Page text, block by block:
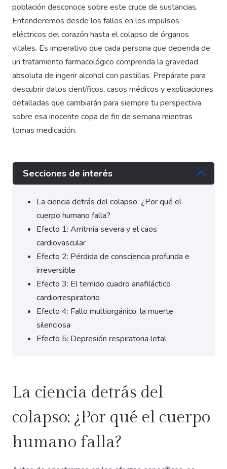
población desconoce sobre este cruce de sustancias.
Entenderemos desde los fallos en los impulsos
eléctricos del corazón hasta el colapso de órganos
vitales. Es imperativo que cada persona que dependa de
un tratamiento farmacológico comprenda la gravedad
absoluta de ingerir alcohol con pastillas. Prepárate para
descubrir datos científicos, casos médicos y explicaciones
detalladas que cambiarán para siempre tu perspectiva
sobre esa inocente copa de fin de semana mientras
tomas medicación.
Secciones de interés
La ciencia detrás del colapso: ¿Por qué el
cuerpo humano falla?
Efecto 1: Arritmia severa y el caos
cardiovascular
Efecto 2: Pérdida de consciencia profunda e
irreversible
Efecto 3: El temido cuadro anafiláctico
cardiorrespiratorio
Efecto 4: Fallo multiorgánico, la muerte
silenciosa
Efecto 5: Depresión respiratoria letal
La ciencia detrás del
colapso: ¿Por qué el cuerpo
humano falla?